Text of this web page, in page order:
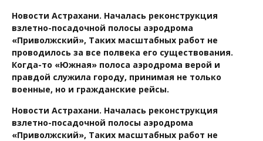
Новости Астрахани. Началась реконструкция
взлетно-посадочной полосы аэродрома
«Приволжский», Таких масштабных работ не
проводилось за все полвека его существования.
Когда-то «Южная» полоса аэродрома верой и
правдой служила городу, принимая не только
военные, но и гражданские рейсы.
Новости Астрахани. Началась реконструкция
взлетно-посадочной полосы аэродрома
«Приволжский», Таких масштабных работ не